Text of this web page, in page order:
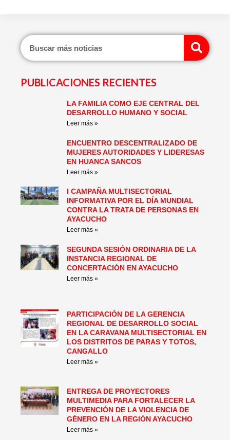
PUBLICACIONES RECIENTES
LA FAMILIA COMO EJE CENTRAL DEL
DESARROLLO HUMANO Y SOCIAL
Leer más »
ENCUENTRO DESCENTRALIZADO DE
MUJERES AUTORIDADES Y LIDERESAS
EN HUANCA SANCOS
Leer más »
I CAMPAÑA MULTISECTORIAL
INFORMATIVA POR EL DÍA MUNDIAL
CONTRA LA TRATA DE PERSONAS EN
AYACUCHO
Leer más »
SEGUNDA SESIÓN ORDINARIA DE LA
INSTANCIA REGIONAL DE
CONCERTACIÓN EN AYACUCHO
Leer más »
PARTICIPACIÓN DE LA GERENCIA
REGIONAL DE DESARROLLO SOCIAL
EN LA CARAVANA MULTISECTORIAL EN
LOS DISTRITOS DE PARAS Y TOTOS,
CANGALLO
Leer más »
ENTREGA DE PROYECTORES
MULTIMEDIA PARA FORTALECER LA
PREVENCIÓN DE LA VIOLENCIA DE
GÉNERO EN LA REGIÓN AYACUCHO
Leer más »
PagePagePagePagePagePage